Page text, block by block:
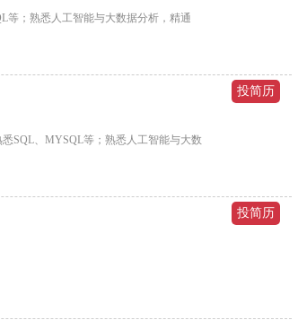
等；熟悉人工智能与大数据分析，精通
SQL、MYSQL等；熟悉人工智能与大数